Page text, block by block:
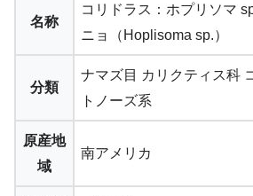
名称
コリドラス：ホプリソマ
ニョ（Hoplisoma sp.）
分類
ナマズ目 カリクティス科
トノーズ系
原産地
域
南アメリカ